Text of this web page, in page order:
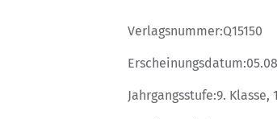
Verlagsnummer:Q15150
Erscheinungsdatum:
Jahrgangsstufe:9. Klasse,